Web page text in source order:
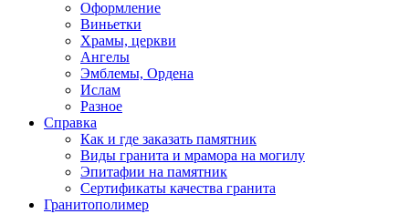
Оформление
Виньетки
Храмы, церкви
Ангелы
Эмблемы, Ордена
Ислам
Разное
Справка
Как и где заказать памятник
Виды гранита и мрамора на могилу
Эпитафии на памятник
Сертификаты качества гранита
Гранитополимер